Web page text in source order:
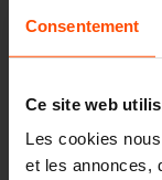
Consentement
Ce site web
Les cookies
et les annonces,